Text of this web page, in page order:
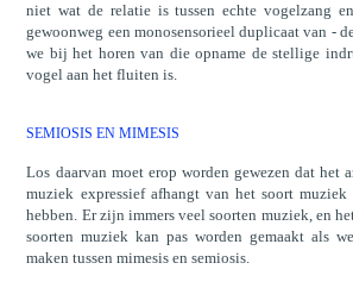
niet wat de relatie is tussen echte vogelzang
gewoonweg een monosensorieel duplicaat van -
we bij het horen van die opname de stellige
vogel aan het fluiten is.
SEMIOSIS EN MIMESIS
Los daarvan moet erop worden gewezen dat het
muziek expressief afhangt van het soort muziek
hebben. Er zijn immers veel soorten muziek, en
soorten muziek kan pas worden gemaakt als
maken tussen mimesis en semiosis.